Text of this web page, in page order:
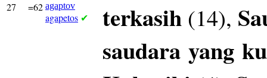
27 =62 agaptov
agapetos ✔ terkasih (14),
saudara yang